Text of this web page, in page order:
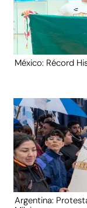
México: Récord
Argentina: